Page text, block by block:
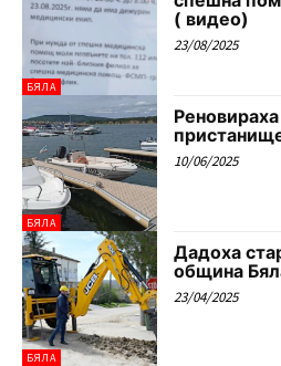
БЯЛА
( видео)
23/08/2025
БЯЛА
10/06/2025
БЯЛА
Дадоха
община
23/04/2025